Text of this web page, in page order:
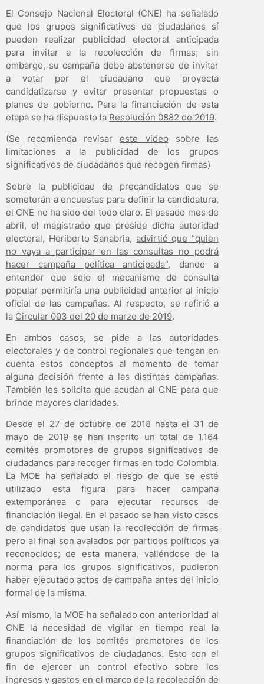
El Consejo Nacional Electoral (CNE) ha señalado
que los grupos significativos de ciudadanos sí
pueden realizar publicidad electoral anticipada
para invitar a la recolección de firmas; sin
embargo, su campaña debe abstenerse de invitar
a votar por el ciudadano que proyecta
candidatizarse y evitar presentar propuestas o
planes de gobierno. Para la financiación de esta
etapa se ha dispuesto la Resolución 0882 de 2019.
(Se recomienda revisareste video sobre las
limitaciones a la publicidad de los grupos
significativos de ciudadanos que recogen firmas)
Sobre la publicidad de precandidatos que se
someterán a encuestas para definir la candidatura,
el CNE no ha sido del todo claro. El pasado mes de
abril, el magistrado que preside dicha autoridad
electoral, Heriberto Sanabria, advirtió que “quien
no vaya a participar en las consultas no podrá
hacer campaña política anticipada”, dando a
entender que solo el mecanismo de consulta
popular permitiría una publicidad anterior al inicio
oficial de las campañas. Al respecto, se refirió a
la Circular 003 del 20 de marzo de 2019.
En ambos casos, se pide a las autoridades
electorales y de control regionales que tengan en
cuenta estos conceptos al momento de tomar
alguna decisión frente a las distintas campañas.
También les solicita que acudan al CNE para que
brinde mayores claridades.
Desde el 27 de octubre de 2018 hasta el 31 de
mayo de 2019 se han inscrito un total de 1.164
comités promotores de grupos significativos de
ciudadanos para recoger firmas en todo Colombia.
La MOE ha señalado el riesgo de que se esté
utilizado esta figura para hacer campaña
extemporánea o para ejecutar recursos de
financiación ilegal. En el pasado se han visto casos
de candidatos que usan la recolección de firmas
pero al final son avalados por partidos políticos ya
reconocidos; de esta manera, valiéndose de la
norma para los grupos significativos, pudieron
haber ejecutado actos de campaña antes del inicio
formal de la misma.
Así mismo, la MOE ha señalado con anterioridad al
CNE la necesidad de vigilar en tiempo real la
financiación de los comités promotores de los
grupos significativos de ciudadanos. Esto con el
fin de ejercer un control efectivo sobre los
ingresos y gastos en el marco de la recolección de